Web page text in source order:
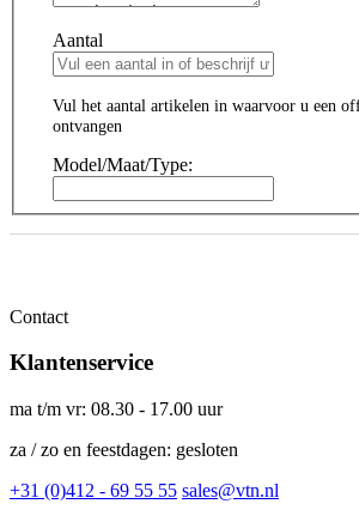
Aantal
Vul het aantal artikelen in waarvoor u een
ontvangen
Model/Maat/Type:
Contact
Klantenservice
ma t/m vr: 08.30 - 17.00 uur
za / zo en feestdagen: gesloten
+31 (0)412 - 69 55 55 sales@vtn.nl